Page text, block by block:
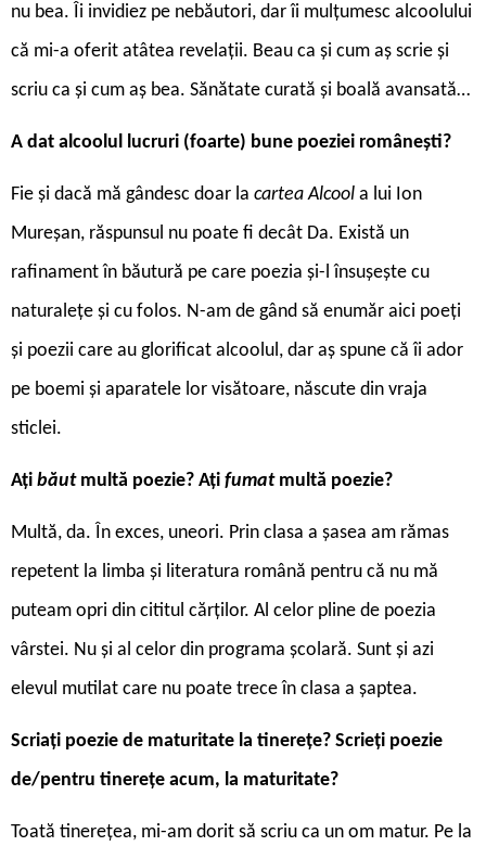
nu bea. Îi invidiez pe nebăutori, dar îi mulțumesc alcoolului
că mi-a oferit atâtea revelații. Beau ca și cum aș scrie și
scriu ca și cum aș bea. Sănătate curată și boală avansată…
A dat alcoolul lucruri (foarte) bune poeziei românești?
Fie și dacă mă gândesc doar la cartea Alcool a lui Ion
Mureșan, răspunsul nu poate fi decât Da. Există un
rafinament în băutură pe care poezia și-l însușește cu
naturalețe și cu folos. N-am de gând să enumăr aici poeți
și poezii care au glorificat alcoolul, dar aș spune că îi ador
pe boemi și aparatele lor visătoare, născute din vraja
sticlei.
Ați băut multă poezie? Ați fumat multă poezie?
Multă, da. În exces, uneori. Prin clasa a șasea am rămas
repetent la limba și literatura română pentru că nu mă
puteam opri din cititul cărților. Al celor pline de poezia
vârstei. Nu și al celor din programa școlară. Sunt și azi
elevul mutilat care nu poate trece în clasa a șaptea.
Scriați poezie de maturitate la tinerețe? Scrieți poezie
de/pentru tinerețe acum, la maturitate?
Toată tinerețea, mi-am dorit să scriu ca un om matur. Pe la